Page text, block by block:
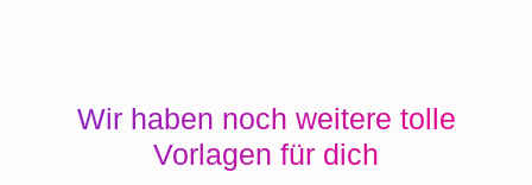
Wir haben noch weitere tolle
Vorlagen für dich